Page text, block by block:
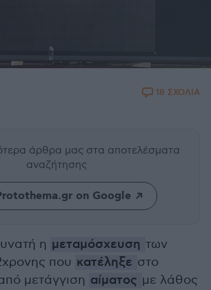
18 ΣΧΟΛΙΑ
άρθρα μας στα αποτελέσματα
αναζήτησης
on Google
η μεταμόσχευση των
που κατέληξε στο
μετάγγιση αίματος με λάθος